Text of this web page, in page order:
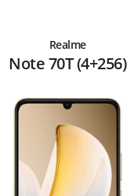
Realme
Note 70T (4+256)